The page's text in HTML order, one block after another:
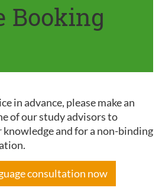
Booking
in advance, please make an
of our study advisors to
and for a non-binding
consultation now